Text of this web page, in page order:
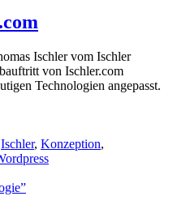
Ischler vom Ischler
von Ischler.com
Technologien angepasst.
Ischler, Konzeption,